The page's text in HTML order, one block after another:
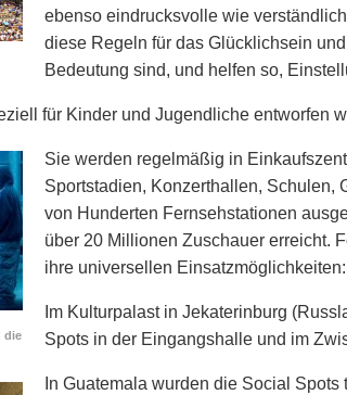
ebenso eindrucksvolle wie
diese Regeln für das Glücklichsein
Bedeutung sind, und helfen so,
für Kinder und Jugendliche entworfen
die
Sie werden regelmäßig in
Sport­stadien, Konzerthallen, Schulen,
von Hunderten Fernsehstationen
über 20 Millionen Zuschauer erreicht.
ihre universellen Einsatzmöglichkeiten:
Im Kulturpalast in Jekaterinburg
Spots in der Eingangshalle und im
In Guatemala wurden die Social